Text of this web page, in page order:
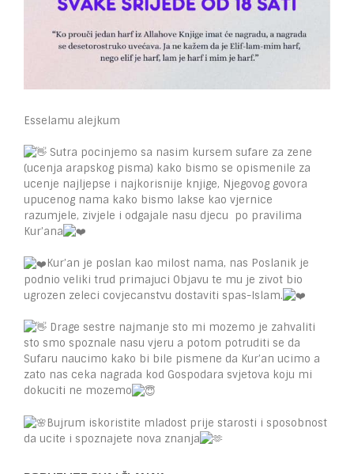
Esselamu alejkum
Sutra pocinjemo sa nasim kursem sufare za zene
(ucenja arapskog pisma) kako bismo se opismenile za
ucenje najljepse i najkorisnije knjige, Njegovog govora
upucenog nama kako bismo lakse kao vjernice
razumjele, zivjele i odgajale nasu djecu po pravilima
Kur’ana
Kur’an je poslan kao milost nama, nas Poslanik je
podnio veliki trud primajuci Objavu te mu je zivot bio
ugrozen zeleci covjecanstvu dostaviti spas-Islam.
Drage sestre najmanje sto mi mozemo je zahvaliti
sto smo spoznale nasu vjeru a potom potruditi se da
Sufaru naucimo kako bi bile pismene da Kur’an ucimo a
zato nas ceka nagrada kod Gospodara svjetova koju mi
dokuciti ne mozemo
Bujrum iskoristite mladost prije starosti i sposobnost
da ucite i spoznajete nova znanja